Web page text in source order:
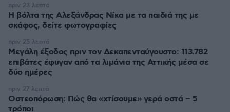
Η βόλτα της Αλεξάνδρας Νίκα με τα παιδιά της με
σκάφος, δείτε φωτογραφίες
πριν 23 λεπτά
Μεγάλη έξοδος πριν τον Δεκαπενταύγουστο: 113.782
επιβάτες έφυγαν από τα λιμάνια της Αττικής μέσα σε
δύο ημέρες
πριν 25 λεπτά
Οστεοπόρωση: Πώς θα «χτίσουμε» γερά οστά – 5
τρόποι
πριν 27 λεπτά